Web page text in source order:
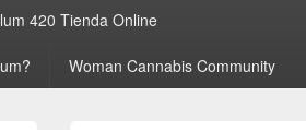
420 Tienda Online
Woman Cannabis Community